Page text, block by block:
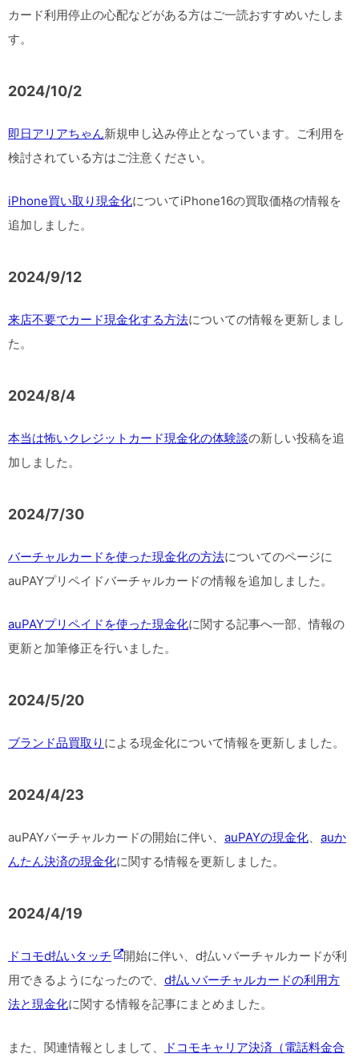
カード利用停止の心配などがある方はご一読おすすめいたしま
す。
2024/10/2
即日アリアちゃん新規申し込み停止となっています。ご利用を
検討されている方はご注意ください。
iPhone買い取り現金化についてiPhone16の買取価格の情報を
追加しました。
2024/9/12
来店不要でカード現金化する方法についての情報を更新しまし
た。
2024/8/4
本当は怖いクレジットカード現金化の体験談の新しい投稿を追
加しました。
2024/7/30
バーチャルカードを使った現金化の方法についてのページに
auPAYプリペイドバーチャルカードの情報を追加しました。
auPAYプリペイドを使った現金化に関する記事へ一部、情報の
更新と加筆修正を行いました。
2024/5/20
ブランド品買取り による現金化について情報を更新しました。
2024/4/23
auPAYバーチャルカードの開始に伴い、 auPAYの現金化、 auか
んたん決済の現金化に関する情報を更新しました。
2024/4/19
ドコモd払いタッチ
開始に伴い、d払いバーチャルカードが利
用できるようになったので、 d払いバーチャルカードの利用方
法と現金化に関する情報を記事にまとめました。
また、関連情報としまして、
ドコモキャリア決済（電話料金合